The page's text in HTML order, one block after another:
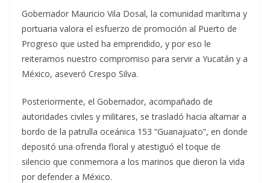
Gobernador Mauricio Vila Dosal, la comunidad marítima y
portuaria valora el esfuerzo de promoción al Puerto de
Progreso que usted ha emprendido, y por eso le
reiteramos nuestro compromiso para servir a Yucatán y a
México, aseveró Crespo Silva.
Posteriormente, el Gobernador, acompañado de
autoridades civiles y militares, se trasladó hacia altamar a
bordo de la patrulla oceánica 153 “Guanajuato”, en donde
depositó una ofrenda floral y atestiguó el toque de
silencio que conmemora a los marinos que dieron la vida
por defender a México.